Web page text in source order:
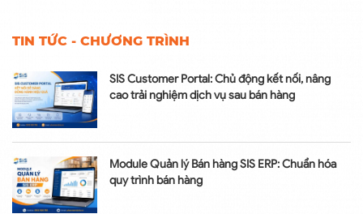
TIN TỨC - CHƯƠNG TRÌNH
SIS Customer Portal: Chủ động kết nối, nâng
cao trải nghiệm dịch vụ sau bán hàng
Module Quản lý Bán hàng SIS ERP: Chuẩn hóa
quy trình bán hàng